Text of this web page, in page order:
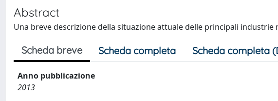
Abstract
Una breve descrizione della situazione attuale delle principali
Scheda breve Scheda completa Scheda completa
Anno pubblicazione
2013